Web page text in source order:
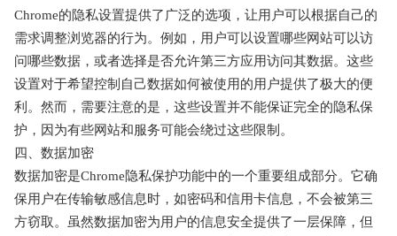
Chrome的隐私设置提供了广泛的选项，让用户可以根据自己的
需求调整浏览器的行为。例如，用户可以设置哪些网站可以访
问哪些数据，或者选择是否允许第三方应用访问其数据。这些
设置对于希望控制自己数据如何被使用的用户提供了极大的便
利。然而，需要注意的是，这些设置并不能保证完全的隐私保
护，因为有些网站和服务可能会绕过这些限制。
四、数据加密
数据加密是Chrome隐私保护功能中的一个重要组成部分。它确
保用户在传输敏感信息时，如密码和信用卡信息，不会被第三
方窃取。虽然数据加密为用户的信息安全提供了一层保障，但